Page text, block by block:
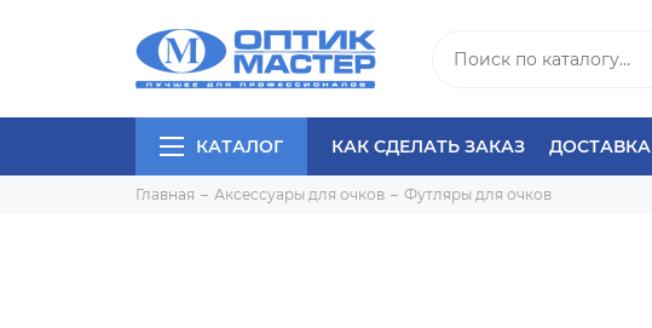
КАТАЛОГ КАК СДЕЛАТЬ ЗАКАЗ ДОСТАВКА
Главная Аксессуары для очков Футляры для очков